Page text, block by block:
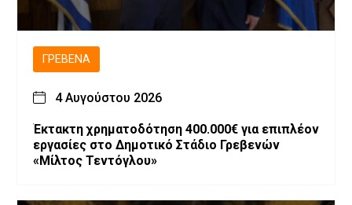
ΓΡΕΒΕΝΆ
4 Αυγούστου 2026
Έκτακτη χρηματοδότηση 400.000€ για επιπλέον
εργασίες στο Δημοτικό Στάδιο Γρεβενών
«Μίλτος Τεντόγλου»